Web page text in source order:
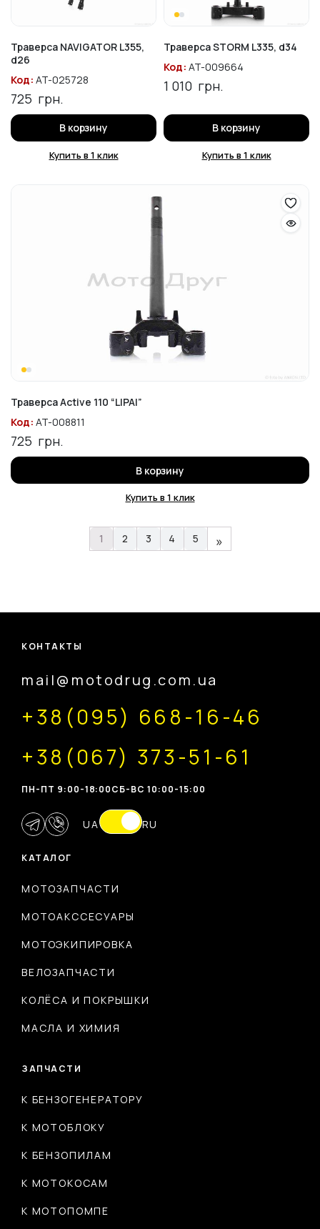
Траверса NAVIGATOR L355,
d26
Код: AT-025728
725 грн.
В корзину
Купить в 1 клик
Траверса STORM L335, d34
Код: AT-009664
1 010 грн.
В корзину
Купить в 1 клик
Траверса Active 110 “LIPAI”
Код: AT-008811
725 грн.
В корзину
Купить в 1 клик
1 2 3 4 5 »
КАТАЛОГ
МОТОЗАПЧАСТИ
МОТОАКССЕСУАРЫ
МОТОЭКИПИРОВКА
ВЕЛОЗАПЧАСТИ
КОЛЁСА И ПОКРЫШКИ
МАСЛА И ХИМИЯ
ЗАПЧАСТИ
К БЕНЗОГЕНЕРАТОРУ
К МОТОБЛОКУ
К БЕНЗОПИЛАМ
К МОТОКОСАМ
К МОТОПОМПЕ
КОНТАКТЫ
mail@motodrug.com.ua
+38(095) 668-16-46
+38(067) 373-51-61
ПН-ПТ 9:00-18:00CБ-ВС 10:00-15:00
UA RU